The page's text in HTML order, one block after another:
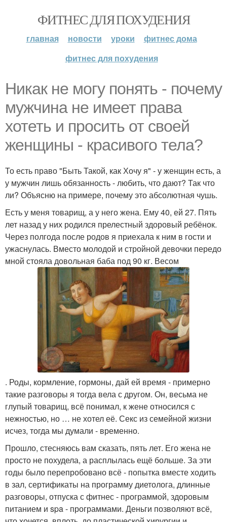
ФИТНЕС ДЛЯ ПОХУДЕНИЯ
главная новости уроки
фитнес дома
фитнес для похудения
Никак не могу понять - почему
мужчина не имеет права
хотеть и просить от своей
женщины - красивого тела?
То есть право "Быть Такой, как Хочу я" - у женщин есть, а
у мужчин лишь обязанность - любить, что дают? Так что
ли? Объясню на примере, почему это абсолютная чушь.
Есть у меня товарищ, а у него жена. Ему 40, ей 27. Пять
лет назад у них родился прелестный здоровый ребёнок.
Через полгода после родов я приехала к ним в гости и
ужаснулась. Вместо молодой и стройной девочки передо
мной стояла довольная баба под 90 кг. Весом
. Роды, кормление, гормоны, дай ей время - примерно
такие разговоры я тогда вела с другом. Он, весьма не
глупый товарищ, всё понимал, к жене относился с
нежностью, но … не хотел её. Секс из семейной жизни
исчез, тогда мы думали - временно.
Прошло, стесняюсь вам сказать, пять лет. Его жена не
просто не похудела, а расплылась ещё больше. За эти
годы было перепробовано всё - попытка вместе ходить
в зал, сертификаты на программу диетолога, длинные
разговоры, отпуска с фитнес - программой, здоровым
питанием и spa - программами. Деньги позволяют всё,